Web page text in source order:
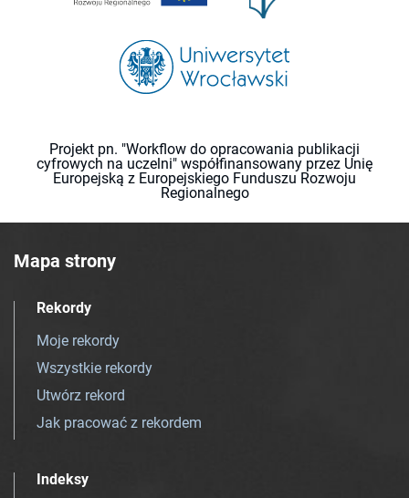
Projekt pn. "Workflow do opracowania publikacji
cyfrowych na uczelni" współfinansowany przez Unię
Europejską z Europejskiego Funduszu Rozwoju
Regionalnego
Mapa strony
Rekordy
Moje rekordy
Wszystkie rekordy
Utwórz rekord
Jak pracować z rekordem
Indeksy